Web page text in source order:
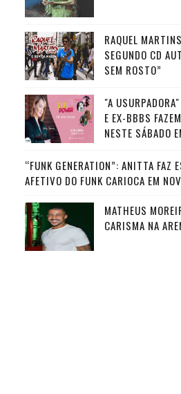
RAQUEL
SEGUNDO CD
SEM ROSTO”
"A
E EX-BBBS
NESTE SÁBADO
“FUNK GENERATION”: ANITTA FAZ
AFETIVO DO FUNK CARIOCA EM
MATHEUS
CARISMA NA